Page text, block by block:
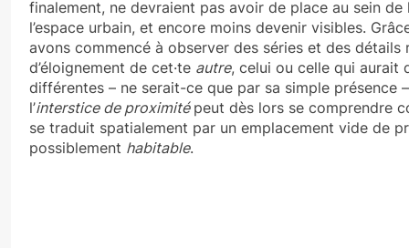
finalement, ne devraient pas avoir de place au sein de
l’espace urbain, et encore moins devenir visibles.
avons commencé à observer des séries et des
d’éloignement de cet·te autre, celui ou celle qui aurait
différentes – ne serait-ce que par sa simple présence
l’interstice de proximité peut dès lors se comprendre
se traduit spatialement par un emplacement vide de
possiblement habitable.